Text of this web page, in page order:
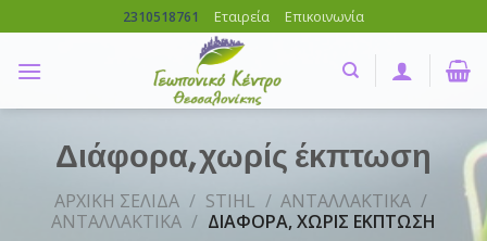
to
content
2310518761 Εταιρεία Επικοινωνία
Διάφορα, χωρίς έκπτωση
ΑΡΧΙΚΗ ΣΕΛΙΔΑ / STIHL / ΑΝΤΑΛΛΑΚΤΙΚΑ /
ΑΝΤΑΛΛΑΚΤΙΚΑ / ΔΙΑΦΟΡΑ, ΧΩΡΙΣ ΕΚΠΤΩΣΗ